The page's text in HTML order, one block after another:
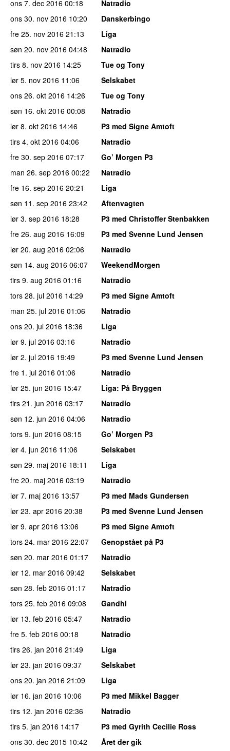
ons 7. dec 2016 00:18
Natradio
ons 30. nov 2016 10:20
Danskerbingo
fre 25. nov 2016 21:13
Liga
søn 20. nov 2016 04:48
Natradio
tirs 8. nov 2016 14:25
Tue og Tony
lør 5. nov 2016 11:06
Selskabet
ons 26. okt 2016 14:26
Tue og Tony
søn 16. okt 2016 00:08
Natradio
lør 8. okt 2016 14:46
P3 med Signe Amtoft
tirs 4. okt 2016 04:06
Natradio
fre 30. sep 2016 07:17
Go’ Morgen P3
man 26. sep 2016 00:22
Natradio
fre 16. sep 2016 20:21
Liga
søn 11. sep 2016 23:42
Aftenvagten
lør 3. sep 2016 18:28
P3 med Christoffer Stenbakken
fre 26. aug 2016 16:09
P3 med Svenne Lund Jensen
lør 20. aug 2016 02:06
Natradio
søn 14. aug 2016 06:07
WeekendMorgen
tirs 9. aug 2016 01:16
Natradio
tors 28. jul 2016 14:29
P3 med Signe Amtoft
man 25. jul 2016 01:06
Natradio
ons 20. jul 2016 18:36
Liga
lør 9. jul 2016 03:16
Natradio
lør 2. jul 2016 19:49
P3 med Svenne Lund Jensen
fre 1. jul 2016 01:06
Natradio
lør 25. jun 2016 15:47 Liga: På Bryggen
tirs 21. jun 2016 03:17
Natradio
søn 12. jun 2016 04:06
Natradio
tors 9. jun 2016 08:15
Go’ Morgen P3
lør 4. jun 2016 11:06
Selskabet
søn 29. maj 2016 18:11
Liga
fre 20. maj 2016 03:19
Natradio
lør 7. maj 2016 13:57
P3 med Mads Gundersen
lør 23. apr 2016 20:38
P3 med Svenne Lund Jensen
lør 9. apr 2016 13:06
P3 med Signe Amtoft
tors 24. mar 2016 22:07
Genopstået på P3
søn 20. mar 2016 01:17
Natradio
lør 12. mar 2016 09:42
Selskabet
søn 28. feb 2016 01:17
Natradio
tors 25. feb 2016 09:08
Gandhi
lør 13. feb 2016 05:47
Natradio
fre 5. feb 2016 00:18
Natradio
tirs 26. jan 2016 21:49
Liga
lør 23. jan 2016 09:37
Selskabet
ons 20. jan 2016 21:09
Liga
lør 16. jan 2016 10:06
P3 med Mikkel Bagger
tirs 12. jan 2016 02:36
Natradio
tirs 5. jan 2016 14:17
P3 med Gyrith Cecilie Ross
ons 30. dec 2015 10:42
Året der gik